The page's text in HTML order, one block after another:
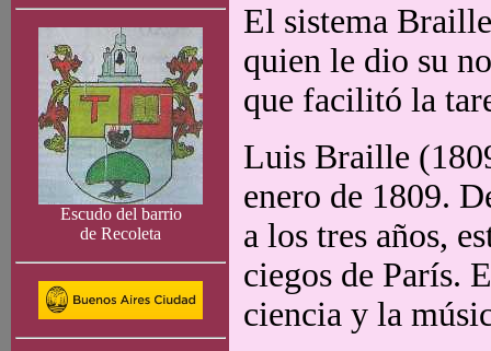
Escudo del barrio
de Recoleta
El sistema
quien le dio su
que facilitó la
Luis Braille
enero de 1809.
a los tres años,
ciegos de París.
ciencia y la